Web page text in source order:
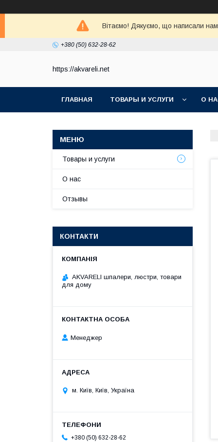
Вітаємо! Дякуємо, що написали нам
+380 (50) 632-28-62
https://akvareli.net
ГЛАВНАЯ ТОВАРЫ И УСЛУГИ О
Товары и услуги
О нас
Отзывы
КОНТАКТИ
AKVARELI шпалери, люстри, товари
для дому
Менеджер
м. Київ, Київ, Україна
+380 (50) 632-28-62